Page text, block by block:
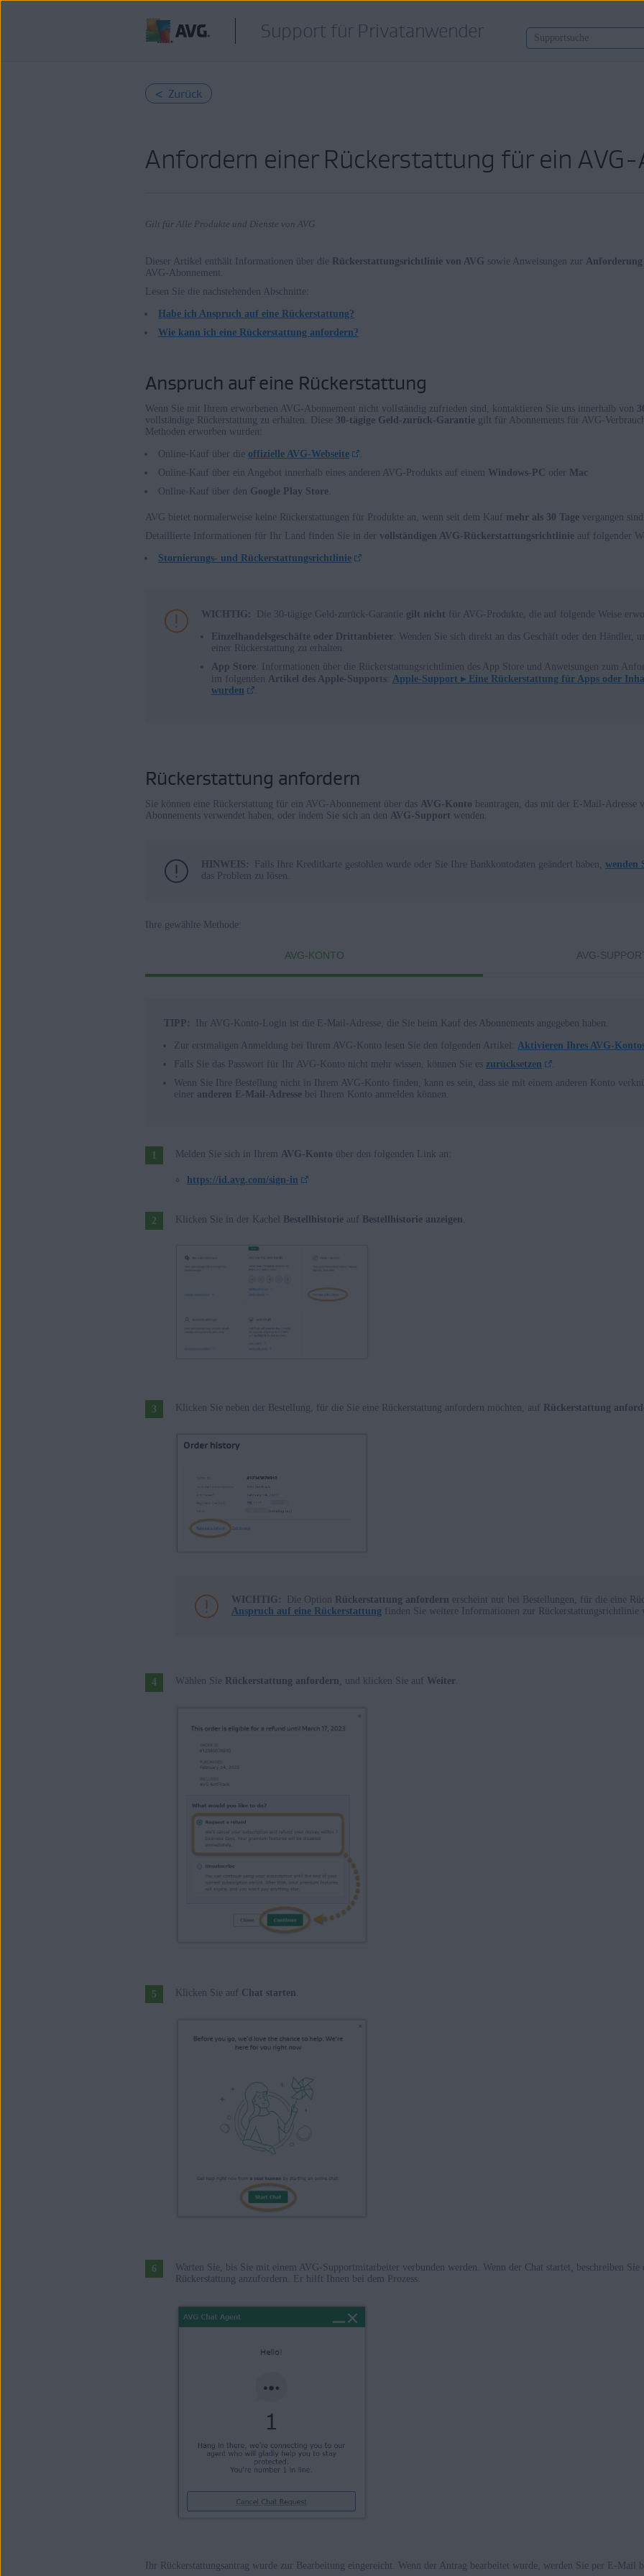
Support für Privatanwender
< Zurück
Anfordern einer Rückerstattung für ein
Gilt für Alle Produkte und Dienste von AVG
Produkte:
Alle Produkte und Dienste von AVG
Dieser Artikel enthält Informationen über die Rückerstattungsrichtlinie von AVG sowie Anweisungen zur
AVG-Abonnement.
Lesen Sie die nachstehenden Abschnitte:
Habe ich Anspruch auf eine Rückerstattung?
Wie kann ich eine Rückerstattung anfordern?
Anspruch auf eine Rückerstattung
Wenn Sie mit Ihrem erworbenen AVG-Abonnement nicht vollständig zufrieden sind, kontaktieren Sie uns innerhalb von
vollständige Rückerstattung zu erhalten. Diese 30-tägige Geld-zurück-Garantie gilt für Abonnements für AVG-
Methoden erworben wurden:
Online-Kauf über die offizielle AVG-Webseite
.
Online-Kauf über ein Angebot innerhalb eines anderen AVG-Produkts auf einem Windows-PC oder Mac
Online-Kauf über den Google Play Store.
AVG bietet normalerweise keine Rückerstattungen für Produkte an, wenn seit dem Kauf mehr als 30 Tage vergangen sind.
Detaillierte Informationen für Ihr Land finden Sie in der vollständigen AVG-Rückerstattungsrichtlinie auf folgender
Stornierungs- und Rückerstattungsrichtlinie
WICHTIG: Die 30-tägige Geld-zurück-Garantie gilt nicht für AVG-Produkte, die auf folgende Weise
Einzelhandelsgeschäfte oder Drittanbieter : Wenden Sie sich direkt an das Geschäft oder den Händler,
einer Rückerstattung zu erhalten.
App Store : Informationen über die Rückerstattungsrichtlinien des App Store und Anweisungen zum
im folgenden Artikel des Apple-Supports Apple-Support ▸ Eine Rückerstattung für Apps oder
wurden
.
Rückerstattung anfordern
Sie können eine Rückerstattung für ein AVG-Abonnement über das AVG-Konto beantragen, das mit der E-Mail-
Abonnements verwendet haben, oder indem Sie sich an den AVG-Support wenden.
HINWEIS: Falls Ihre Kreditkarte gestohlen wurde oder Sie Ihre Bankkontodaten geändert haben, wenden
das Problem zu lösen.
Ihre gewählte Methode:
AVG-KONTO AVG-
TIPP: Ihr AVG-Konto-Login ist die E-Mail-Adresse, die Sie beim Kauf des Abonnements angegeben haben.
Zur erstmaligen Anmeldung bei Ihrem AVG-Konto lesen Sie den folgenden Artikel: Aktivieren Ihres AVG-
Falls Sie das Passwort für Ihr AVG-Konto nicht mehr wissen, können Sie es zurücksetzen
.
Wenn Sie Ihre Bestellung nicht in Ihrem AVG-Konto finden, kann es sein, dass sie mit einem anderen Konto
einer anderen E-Mail-Adresse bei Ihrem Konto anmelden können.
Melden Sie sich in Ihrem AVG-Konto über den folgenden Link an:
https://id.avg.com/sign-in
Klicken Sie in der Kachel Bestellhistorie auf Bestellhistorie anzeigen.
Klicken Sie neben der Bestellung, für die Sie eine Rückerstattung anfordern möchten, auf Rückerstattung
WICHTIG: Die Option Rückerstattung anfordern erscheint nur bei Bestellungen, für die eine
Anspruch auf eine Rückerstattung finden Sie weitere Informationen zur Rückerstattungsrichtlinie
Wählen Sie Rückerstattung anfordern, und klicken Sie auf Weiter.
Klicken Sie auf Chat starten.
Warten Sie, bis Sie mit einem AVG-Supportmitarbeiter verbunden werden. Wenn der Chat startet, beschreiben
Rückerstattung anzufordern. Er hilft Ihnen bei dem Prozess.
Ihr Rückerstattungsantrag wurde zur Bearbeitung eingereicht. Wenn der Antrag bearbeitet wurde, werden Sie per E-Mail